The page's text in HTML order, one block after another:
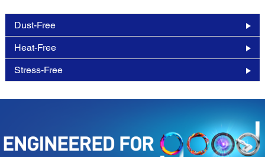
Dust-Free
Heat-Free
Stress-Free